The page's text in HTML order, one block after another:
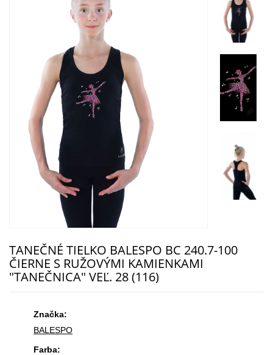
TANEČNÉ TIELKO BALESPO BC 240.7-100
ČIERNE S RUŽOVÝMI KAMIENKAMI
"TANEČNICA" VEĽ. 28 (116)
Značka:
BALESPO
Farba: